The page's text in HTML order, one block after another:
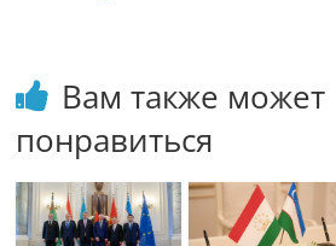
Вам также может
понравиться